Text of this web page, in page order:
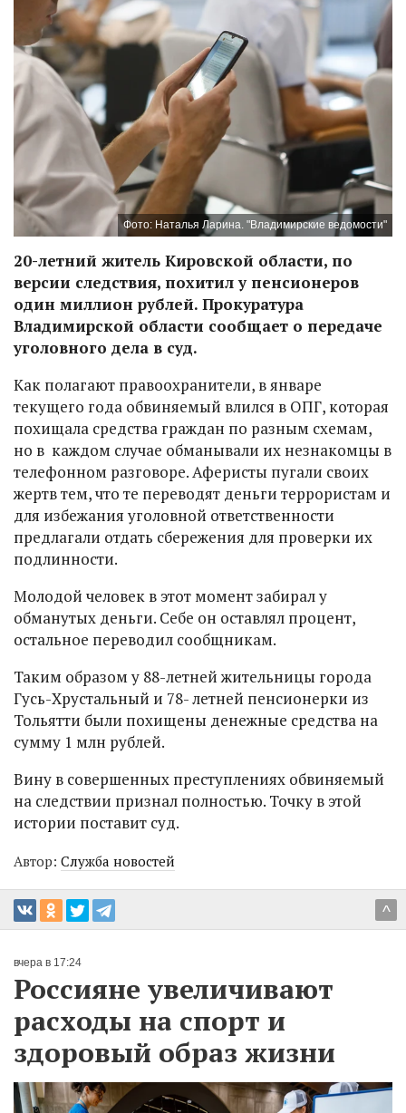
Фото: Наталья Ларина. "Владимирские ведомости"
20-летний житель Кировской области, по
версии следствия, похитил у пенсионеров
один миллион рублей. Прокуратура
Владимирской области сообщает о передаче
уголовного дела в суд.
Как полагают правоохранители, в январе
текущего года обвиняемый влился в ОПГ, которая
похищала средства граждан по разным схемам,
но в каждом случае обманывали их незнакомцы в
телефонном разговоре. Аферисты пугали своих
жертв тем, что те переводят деньги террористам и
для избежания уголовной ответственности
предлагали отдать сбережения для проверки их
подлинности.
Молодой человек в этот момент забирал у
обманутых деньги. Себе он оставлял процент,
остальное переводил сообщникам.
Таким образом у 88-летней жительницы города
Гусь-Хрустальный и 78- летней пенсионерки из
Тольятти были похищены денежные средства на
сумму 1 млн рублей.
Вину в совершенных преступлениях обвиняемый
на следствии признал полностью. Точку в этой
истории поставит суд.
Автор: Служба новостей
^
вчера в 17:24
Россияне увеличивают
расходы на спорт и
здоровый образ жизни